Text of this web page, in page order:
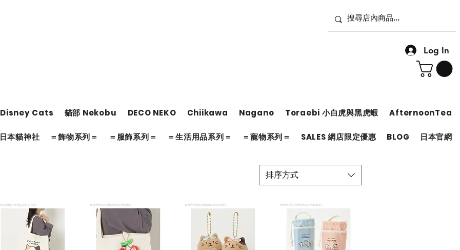
Log In
Disney Cats 貓部 Nekobu DECO NEKO Chiikawa Nagano Toraebi 小白虎與黑虎蝦 AfternoonTea
日本貓神社 ＝飾物系列＝ ＝服飾系列＝ ＝生活用品系列＝ ＝寵物系列＝ SALES 網店限定優惠 BLOG 日本官網
排序方式